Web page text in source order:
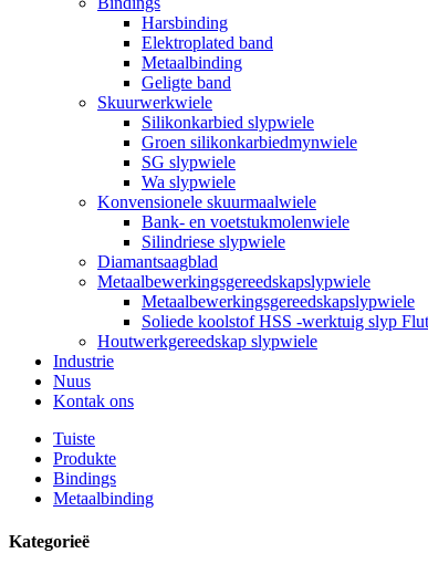
Harsbinding
Elektroplated band
Metaalbinding
Geligte band
Skuurwerkwiele
Silikonkarbied slypwiele
Groen silikonkarbiedmynwiele
SG slypwiele
Wa slypwiele
Konvensionele skuurmaalwiele
Bank- en voetstukmolenwiele
Silindriese slypwiele
Diamantsaagblad
Metaalbewerkingsgereedskapslypwiele
Metaalbewerkingsgereedskapslypwiele
Soliede koolstof HSS -werktuig slyp
Houtwerkgereedskap slypwiele
Industrie
Nuus
Kontak ons
Tuiste
Produkte
Bindings
Metaalbinding
Kategorieë